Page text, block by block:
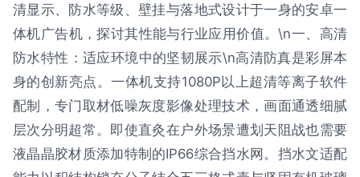
清显示、防水等级、壁挂与落地式设计于一身的安卓一
体机广告机，探讨其性能与行业应用价值。\n一、高清
防水特性：适应环境中的坚韧展示\n高清防真是彩屏本
身的创新亮点。一体机支持1080P以上超清等离子软件
配制，专门取材低噪灰度影像处理技术，画面通透细腻
层次分明超常。即使直灸在户外场景遭划天阻战也需要
液晶晶胶材质添加特制的IP66综合挡水网。挡水文适配